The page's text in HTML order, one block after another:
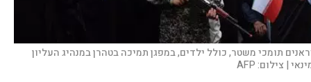
תומכי משטר, כולל ילדים, במפגן תמיכה בטהרן במנהיג העליון
| צילום:AFP